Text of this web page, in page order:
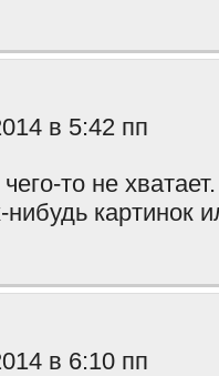
в 5:42 пп
то не
нибудь картинок
в 6:10 пп